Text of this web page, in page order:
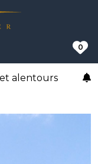
0
alentours